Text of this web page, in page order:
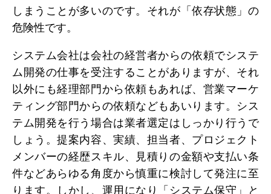
しまうことが多いのです。それが「依存状態」の
危険性です。
システム会社は会社の経営者からの依頼でシステ
ム開発の仕事を受注することがありますが、それ
以外にも経理部門から依頼もあれば、営業マーケ
ティング部門からの依頼などもあいります。シス
テム開発を行う場合は業者選定はしっかり行うで
しょう。提案内容、実績、担当者、プロジェクト
メンバーの経歴スキル、見積りの金額や支払い条
件などあらゆる角度から慎重に検討して発注に至
ります。しかし、運用になり「システム保守」と